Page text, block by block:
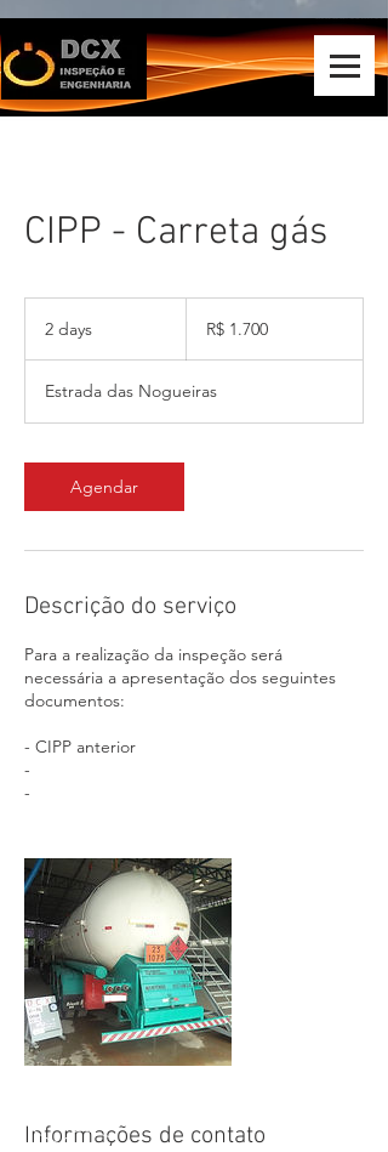
CIPP - Carreta gás
2 days
y
s
brasileiros
R$ 1.700
Estrada das Nogueiras
Agendar
Descrição do serviço
Para a realização da inspeção será
necessária a apresentação dos seguintes
documentos:
- CIPP anterior
-
-
Informações de contato